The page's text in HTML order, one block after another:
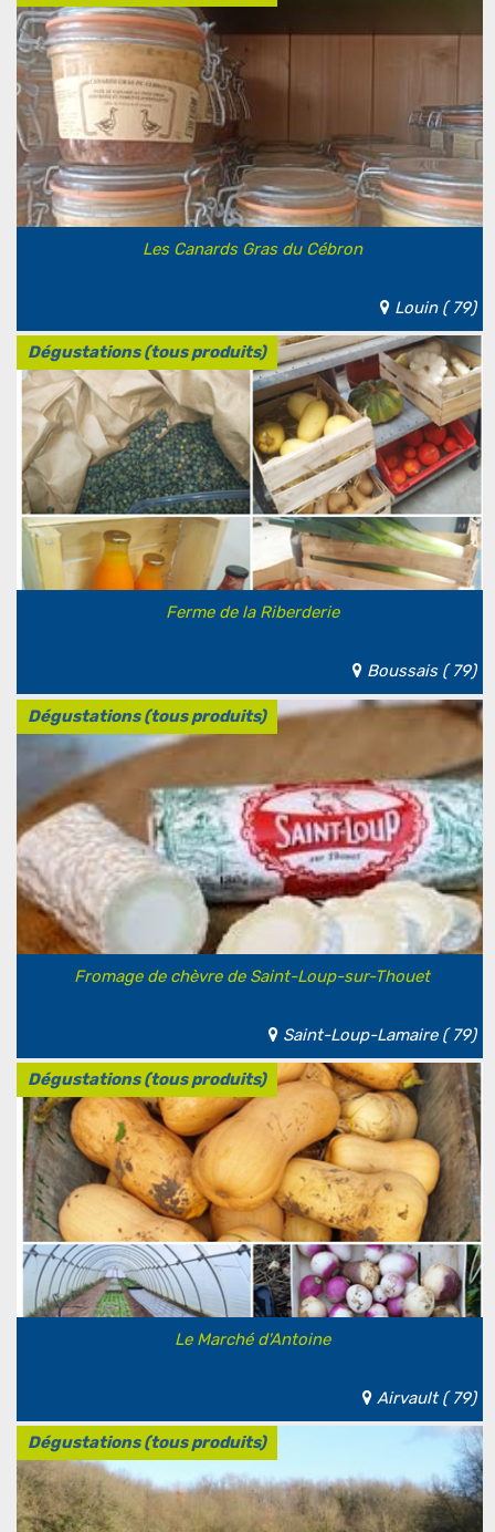
Les Canards Gras du Cébron
Louin ( 79)
Dégustations (tous produits)
Ferme de la Riberderie
Boussais ( 79)
Dégustations (tous produits)
Fromage de chèvre de Saint-Loup-sur-Thouet
Saint-Loup-Lamaire ( 79)
Dégustations (tous produits)
Le Marché d'Antoine
Airvault ( 79)
Dégustations (tous produits)